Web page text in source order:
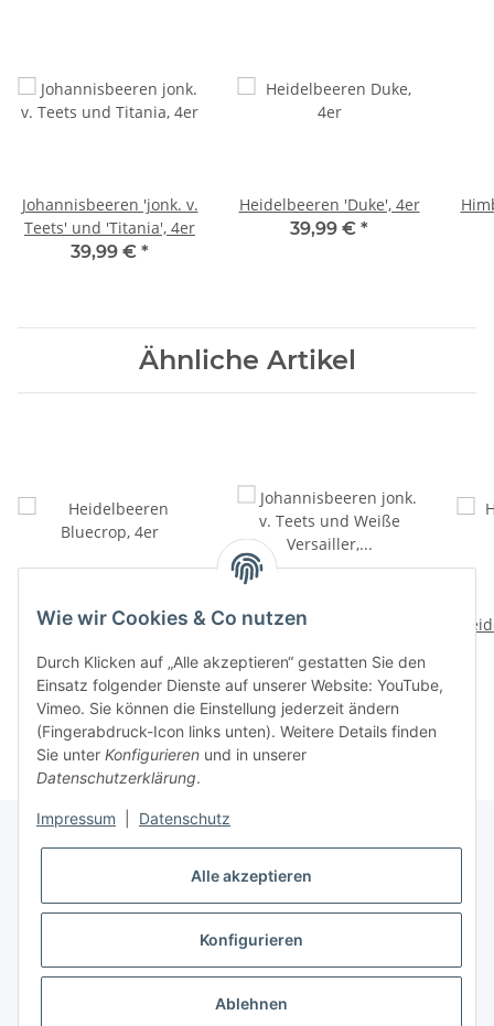
Johannisbeeren 'jonk. v.
Teets' und 'Titania', 4er
39,99 € *
Heidelbeeren 'Duke', 4er
39,99 € *
Ähnliche Artikel
Heidelbeeren 'Bluecrop',
39,99 €*
Johannisbeeren 'jonk. v.
Versailler', 4er
39,99 €*
Gesetzliche Informationen
* Alle Preise inkl. gesetzlicher USt., zzgl.Versand
Wie wir Cookies & Co nutzen
Durch Klicken auf „Alle akzeptieren“ gestatten Sie den
Einsatz folgender Dienste auf unserer Website: YouTube,
Vimeo. Sie können die Einstellung jederzeit ändern
(Fingerabdruck-Icon links unten). Weitere Details finden
Sie unter Konfigurieren und in unserer
Datenschutzerklärung.
Impressum Datenschutz
Alle akzeptieren
Konfigurieren
Ablehnen